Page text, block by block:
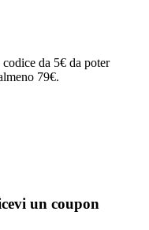
da 5€ da poter
79€.
un coupon